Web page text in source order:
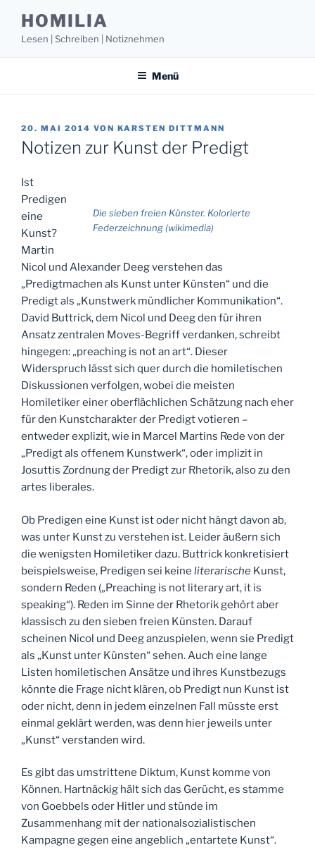
Inhalt
springen
HOMILIA
Lesen | Schreiben | Notiznehmen
Menü
VERÖFFENTLICHT
AM
20. MAI 2014 VON KARSTEN DITTMANN
Notizen zur Kunst der Predigt
Die sieben freien Künster. Kolorierte
Federzeichnung (wikimedia)
Ist
Predigen
eine
Kunst?
Martin
Nicol und Alexander Deeg verstehen das
„Predigtmachen als Kunst unter Künsten“ und die
Predigt als „Kunstwerk mündlicher Kommunikation“.
David Buttrick, dem Nicol und Deeg den für ihren
Ansatz zentralen Moves-Begriff verdanken, schreibt
hingegen: „preaching is not an art“. Dieser
Widerspruch lässt sich quer durch die homiletischen
Diskussionen verfolgen, wobei die meisten
Homiletiker einer oberflächlichen Schätzung nach eher
für den Kunstcharakter der Predigt votieren –
entweder explizit, wie in Marcel Martins Rede von der
„Predigt als offenem Kunstwerk“, oder implizit in
Josuttis Zordnung der Predigt zur Rhetorik, also zu den
artes liberales.
Ob Predigen eine Kunst ist oder nicht hängt davon ab,
was unter Kunst zu verstehen ist. Leider äußern sich
die wenigsten Homiletiker dazu. Buttrick konkretisiert
beispielsweise, Predigen sei keine literarische Kunst,
sondern Reden („Preaching is not literary art, it is
speaking“). Reden im Sinne der Rhetorik gehört aber
klassisch zu den sieben freien Künsten. Darauf
scheinen Nicol und Deeg anzuspielen, wenn sie Predigt
als „Kunst unter Künsten“ sehen. Auch eine lange
Listen homiletischen Ansätze und ihres Kunstbezugs
könnte die Frage nicht klären, ob Predigt nun Kunst ist
oder nicht, denn in jedem einzelnen Fall müsste erst
einmal geklärt werden, was denn hier jeweils unter
„Kunst“ verstanden wird.
Es gibt das umstrittene Diktum, Kunst komme von
Können. Hartnäckig hält sich das Gerücht, es stamme
von Goebbels oder Hitler und stünde im
Zusammenhang mit der nationalsozialistischen
Kampagne gegen eine angeblich „entartete Kunst“.